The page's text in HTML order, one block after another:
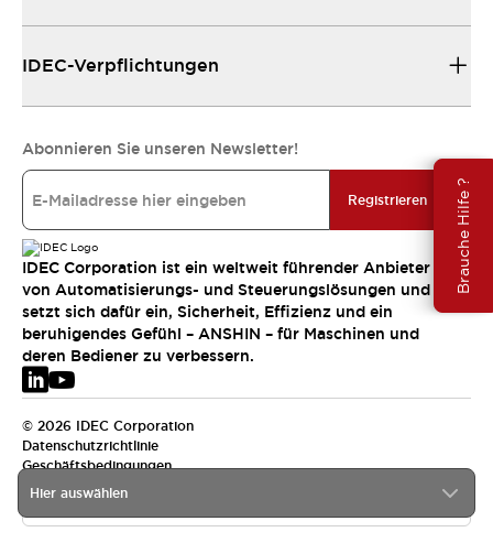
Brauche Hilfe ?
Hier auswählen
IDEC-Verpflichtungen
Abonnieren Sie unseren Newsletter!
Registrieren
IDEC Corporation ist ein weltweit führender Anbieter
von Automatisierungs- und Steuerungslösungen und
setzt sich dafür ein, Sicherheit, Effizienz und ein
beruhigendes Gefühl – ANSHIN – für Maschinen und
deren Bediener zu verbessern.
© 2026 IDEC Corporation
Datenschutzrichtlinie
Geschäftsbedingungen
EMEA